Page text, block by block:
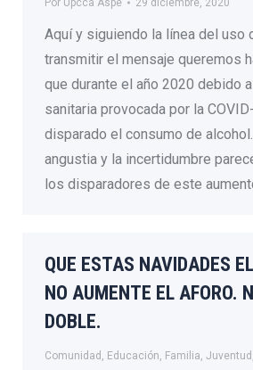
Por Upcca Aspe 29 diciembre, 2020
Aquí y siguiendo la línea del uso
transmitir el mensaje queremos
que durante el año 2020 debido
sanitaria provocada por la
disparado el consumo de
angustia y la incertidumbre
los disparadores de este
QUE ESTAS NAVIDADES
NO AUMENTE EL AFORO.
DOBLE.
Comunidad , Educación, Familia, Juventud